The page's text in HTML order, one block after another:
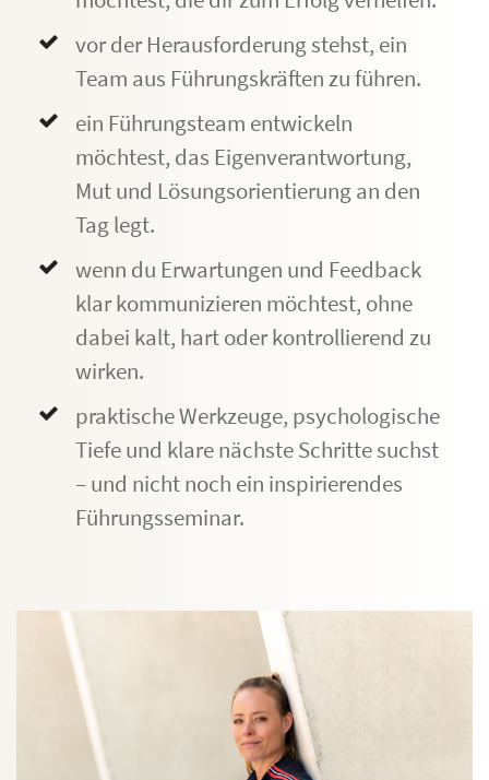
vor der Herausforderung stehst, ein
Team aus Führungskräften zu führen.
ein Führungsteam entwickeln
möchtest, das Eigenverantwortung,
Mut und Lösungsorientierung an den
Tag legt.
wenn du Erwartungen und Feedback
klar kommunizieren möchtest, ohne
dabei kalt, hart oder kontrollierend zu
wirken.
praktische Werkzeuge, psychologische
Tiefe und klare nächste Schritte suchst
– und nicht noch ein inspirierendes
Führungsseminar.